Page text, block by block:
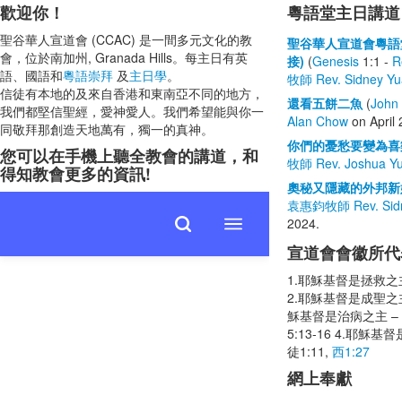
歡迎你！
聖谷華人宣道會 (CCAC) 是一間多元文化的教
會，位於南加州, Granada Hills。每主日有英
語、國語和粵語崇拜 及主日學。
信徒有本地的及來自香港和東南亞不同的地方，
我們都堅信聖經，愛神愛人。我們希望能與你一
同敬拜那創造天地萬有，獨一的真神。
您可以在手機上聽全教會的講道，和
得知教會更多的資訊!
粵語堂主日講道
聖谷華人宣道會粵
接) (Genesis 1:1 -
牧師 Rev. Sidney
還看五餅二魚 (John
Alan Chow on April
你們的憂愁要變為
牧師 Rev. Joshua
奧秘又隱藏的外邦
袁惠鈞牧師 Rev.
2024.
宣道會會徽所
1.耶穌基督是拯救
2.耶穌基督是成聖
穌基督是治病之主
5:13-16 4.耶穌基督
徒1:11, 西1:27
網上奉獻